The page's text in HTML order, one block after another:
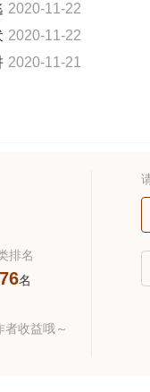
2020-11-22
2020-11-22
2020-11-21
排名
名
收益哦～